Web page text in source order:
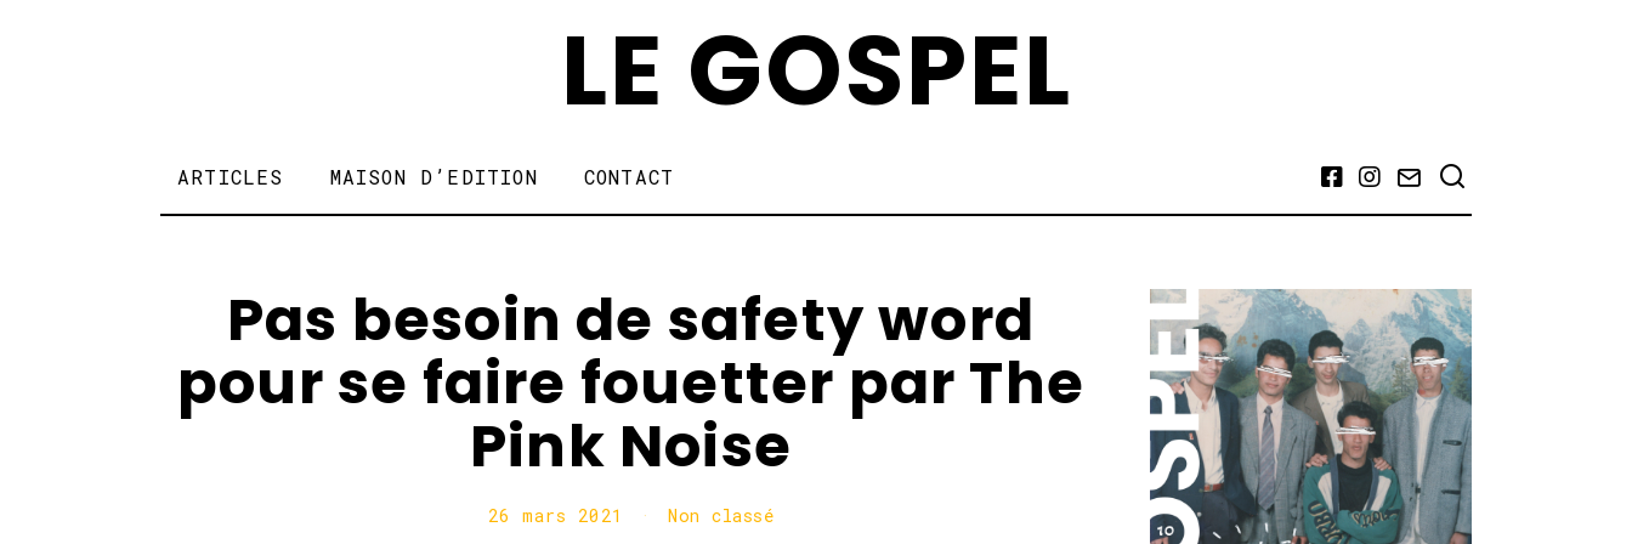
LE GOSPEL
ARTICLES MAISON D’EDITION CONTACT
Facebook
Instagram
Email
Pas besoin de safety word
pour se faire fouetter par The
Pink Noise
26 mars 2021 Non classé